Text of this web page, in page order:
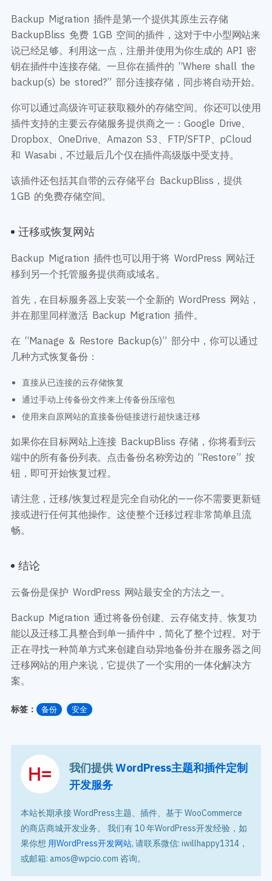
Backup Migration 插件是第一个提供其原生云存储
BackupBliss 免费 1GB 空间的插件，这对于中小型网站来
说已经足够。利用这一点，注册并使用为你生成的 API 密
钥在插件中连接存储。一旦你在插件的 “Where shall the
backup(s) be stored?” 部分连接存储，同步将自动开始。
你可以通过高级许可证获取额外的存储空间。你还可以使用
插件支持的主要云存储服务提供商之一：Google Drive、
Dropbox、OneDrive、Amazon S3、FTP/SFTP、pCloud
和 Wasabi，不过最后几个仅在插件高级版中受支持。
该插件还包括其自带的云存储平台 BackupBliss，提供
1GB 的免费存储空间。
迁移或恢复网站
Backup Migration 插件也可以用于将 WordPress 网站迁
移到另一个托管服务提供商或域名。
首先，在目标服务器上安装一个全新的 WordPress 网站，
并在那里同样激活 Backup Migration 插件。
在 “Manage & Restore Backup(s)” 部分中，你可以通过
几种方式恢复备份：
直接从已连接的云存储恢复
通过手动上传备份文件来上传备份压缩包
使用来自原网站的直接备份链接进行超快速迁移
如果你在目标网站上连接 BackupBliss 存储，你将看到云
端中的所有备份列表。点击备份名称旁边的 “Restore” 按
钮，即可开始恢复过程。
请注意，迁移/恢复过程是完全自动化的——你不需要更新链
接或进行任何其他操作。这使整个迁移过程非常简单且流
畅。
结论
云备份是保护 WordPress 网站最安全的方法之一。
Backup Migration 通过将备份创建、云存储支持、恢复功
能以及迁移工具整合到单一插件中，简化了整个过程。对于
正在寻找一种简单方式来创建自动异地备份并在服务器之间
迁移网站的用户来说，它提供了一个实用的一体化解决方
案。
标签： 备份 安全
我们提供WordPress主题和插件定制
开发服务
本站长期承接 WordPress主题、插件、基于 WooCommerce
的商店商城开发业务。 我们有 10 年WordPress开发经验，如
果你想 用WordPress开发网站, 请联系微信: iwillhappy1314，
或邮箱: amos@wpcio.com 咨询。